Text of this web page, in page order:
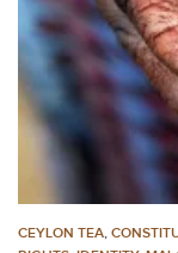
CEYLON TEA,